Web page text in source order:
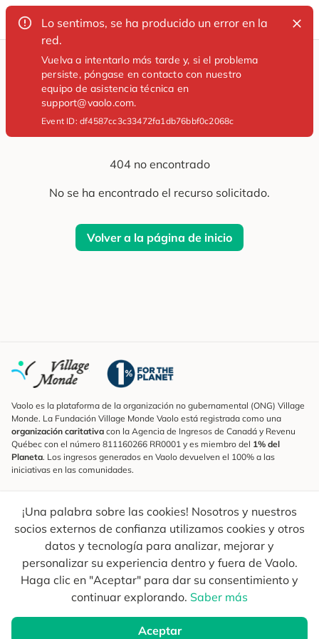
Lo sentimos, se ha producido un error en la
red.
Vuelva a intentarlo más tarde y, si el problema
persiste, póngase en contacto con nuestro
equipo de asistencia técnica en
support@vaolo.com.
Event ID:df4587cc3c33472fa1db76bbf0c2068c
¡Vaya!
404 no encontrado
No se ha encontrado el recurso solicitado.
Volver a la página de inicio
¡Una palabra sobre las cookies! Nosotros y nuestros
socios externos de confianza utilizamos cookies y otros
datos y tecnología para analizar, mejorar y
personalizar su experiencia dentro y fuera de Vaolo.
Haga clic en "Aceptar" para dar su consentimiento y
continuar explorando. Saber más
Aceptar
Vaolo es la plataforma de la organización no gubernamental (ONG) Village
Monde. La Fundación Village Monde Vaolo está registrada como una
organización caritativa con la Agencia de Ingresos de Canadá y Revenu
Québec con el número 811160266 RR0001 y es miembro del 1% del
Planeta. Los ingresos generados en Vaolo devuelven el 100% a las
iniciativas en las comunidades.
Para conocer las novedades, seguir a nuestros exploradores y recibir
consejos para viajes más conscientes.
Su correo electrónico Enviar